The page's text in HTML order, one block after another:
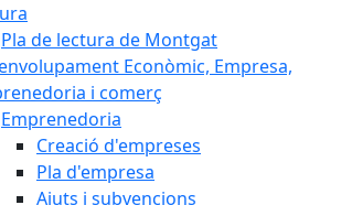
Pla de lectura de Montgat
Econòmic, Empresa,
i comerç
Emprenedoria
Creació d'empreses
Pla d'empresa
Ajuts i subvencions